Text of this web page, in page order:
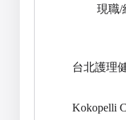
現職/
台北護理
Kokopelli